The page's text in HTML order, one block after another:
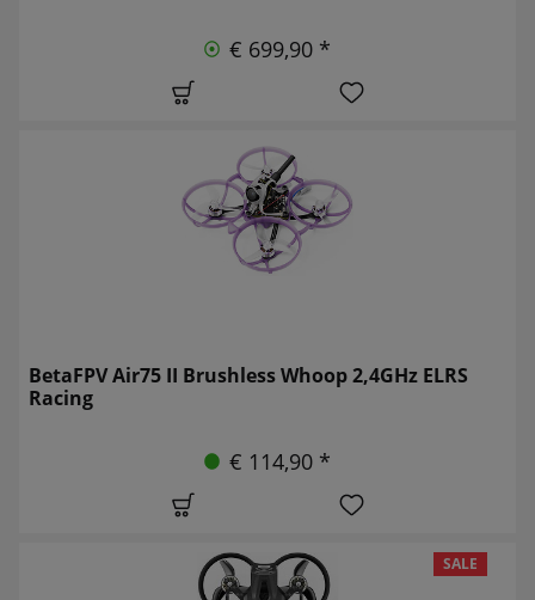
€ 699,90 *
BetaFPV Air75 II Brushless Whoop 2,4GHz ELRS
Racing
€ 114,90 *
SALE